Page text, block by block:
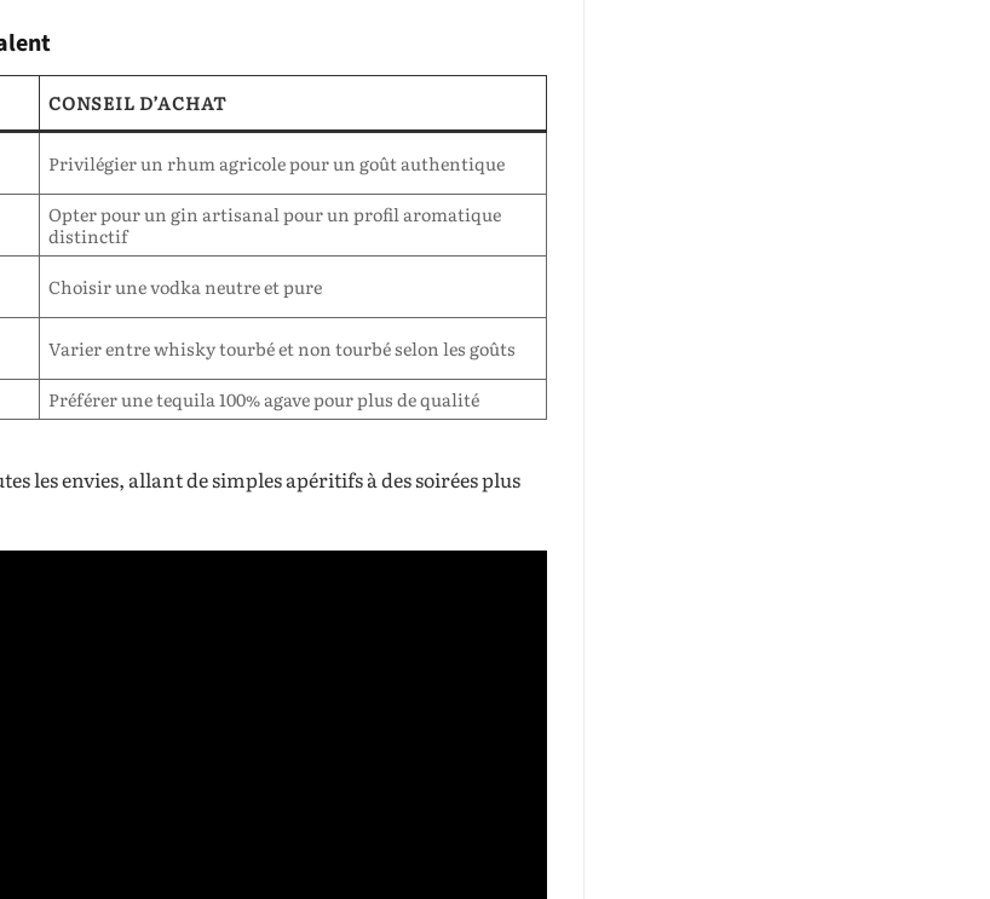
CONSEIL D’ACHAT
Privilégier un rhum agricole pour un goût authentique
Opter pour un gin artisanal pour un profil aromatique
distinctif
Choisir une vodka neutre et pure
Varier entre whisky tourbé et non tourbé selon les goûts
Préférer une tequila 100% agave pour plus de qualité
les envies, allant de simples apéritifs à des soirées plus